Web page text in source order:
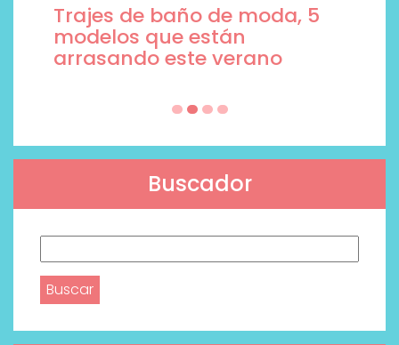
Trajes de baño de moda, 5
modelos que están
arrasando este verano
Buscador